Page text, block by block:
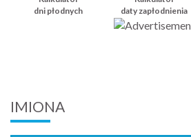
dni płodnych
daty zapłodnienia
IMIONA